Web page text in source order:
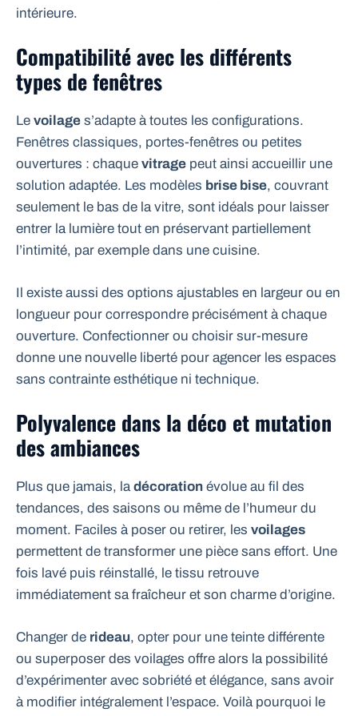
intérieure.
Compatibilité avec les différents
types de fenêtres
Le voilage s’adapte à toutes les configurations.
Fenêtres classiques, portes-fenêtres ou petites
ouvertures : chaque vitrage peut ainsi accueillir une
solution adaptée. Les modèles brise bise, couvrant
seulement le bas de la vitre, sont idéals pour laisser
entrer la lumière tout en préservant partiellement
l’intimité, par exemple dans une cuisine.
Il existe aussi des options ajustables en largeur ou en
longueur pour correspondre précisément à chaque
ouverture. Confectionner ou choisir sur-mesure
donne une nouvelle liberté pour agencer les espaces
sans contrainte esthétique ni technique.
Polyvalence dans la déco et mutation
des ambiances
Plus que jamais, ladécoration évolue au fil des
tendances, des saisons ou même de l’humeur du
moment. Faciles à poser ou retirer, les voilages
permettent de transformer une pièce sans effort. Une
fois lavé puis réinstallé, le tissu retrouve
immédiatement sa fraîcheur et son charme d’origine.
Changer de rideau, opter pour une teinte différente
ou superposer des voilages offre alors la possibilité
d’expérimenter avec sobriété et élégance, sans avoir
à modifier intégralement l’espace. Voilà pourquoi le